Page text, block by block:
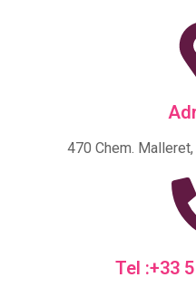
470 Chem.
Tel :+33